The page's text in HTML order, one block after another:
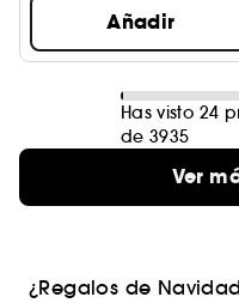
Añadir
Has visto 24
de 3935
Ver
¿Regalos de